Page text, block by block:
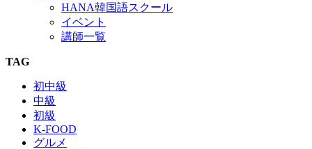
HANA韓国語スクール
イベント
講師一覧
TAG
初中級
中級
初級
K-FOOD
グルメ